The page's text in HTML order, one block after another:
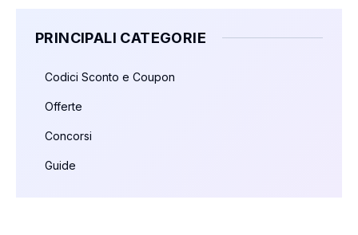
PRINCIPALI CATEGORIE
Codici Sconto e Coupon
Offerte
Concorsi
Guide